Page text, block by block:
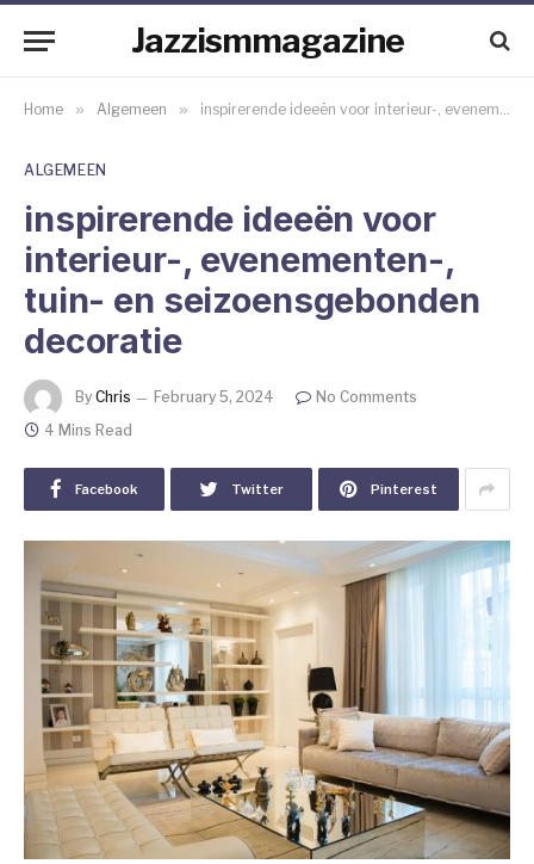
Jazzismmagazine
Home » Algemeen » inspirerende ideeën voor interieur-, evenementen-, tuin- en seizoensgebonden decoratie
ALGEMEEN
inspirerende ideeën voor
interieur-, evenementen-,
tuin- en seizoensgebonden
decoratie
By Chris February 5, 2024
No Comments
4 Mins Read
Facebook Twitter Pinterest